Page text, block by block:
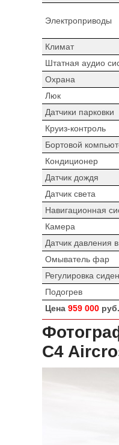
Электроприводы
Климат
Штатная аудио
Охрана
Люк
Датчики парковки
Круиз-контроль
Бортовой
Кондиционер
Датчик дождя
Датчик света
Навигационная
Камера
Датчик давления
Омыватель фар
Регулировка
Подогрев
Цена 959 000руб.
C4